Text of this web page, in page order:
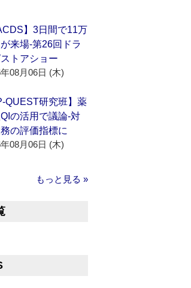
】3日間で11万
来場‐第26回ドラ
トアショー
08月06日 (木)
QUEST研究班】薬
の活用で議論‐対
の評価指標に
08月06日 (木)
もっと見る »